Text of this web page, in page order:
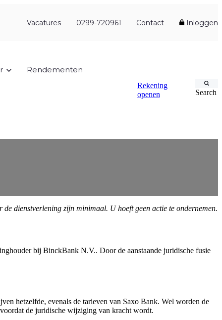
Vacatures 0299-720961 Contact Inloggen
Rendementen
Rekening
openen
Search
dienstverlening zijn minimaal. U hoeft geen actie te ondernemen.
bij BinckBank N.V.. Door de aanstaande juridische fusie
hetzelfde, evenals de tarieven van Saxo Bank. Wel worden de
de juridische wijziging van kracht wordt.